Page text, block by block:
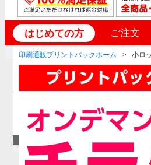
はじめての方 ご注文
印刷通販プリントパックホーム 小ロ